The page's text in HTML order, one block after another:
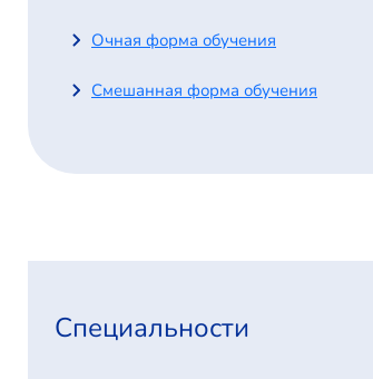
Очная форма обучения
Смешанная форма обучения
Специальности